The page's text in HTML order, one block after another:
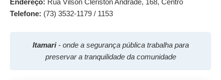
Endereço: Rua Vilson Cleriston Andrade, 168, Centro
Telefone: (73) 3532-1179 / 1153
Itamari- onde a segurança pública trabalha para
preservar a tranquilidade da comunidade